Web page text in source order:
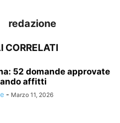
redazione
CORRELATI
52 domande approvate
affitti
- Marzo 11, 2026